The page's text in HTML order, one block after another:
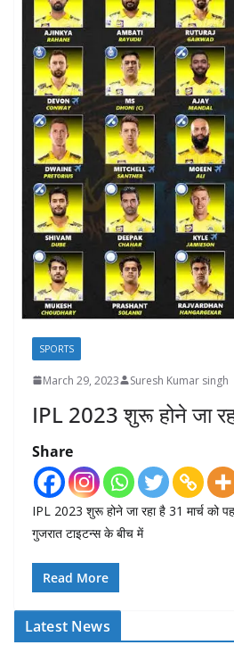
SPORTS
March 29, 2023 Suresh Kumar singh
IPL 2023 शुरू होने जा
Share
IPL 2023 शुरू होने जा रहा है 31 मार्च को
गुजरात टाइटन्स के बीच में
Read More
Latest News